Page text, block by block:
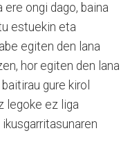
ongi dago, baina
estuekin eta
egiten den lana
hor egiten den lana
gure kirol
legoke ez liga